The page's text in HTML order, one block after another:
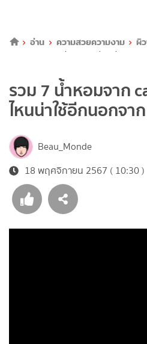
อ่าน
ความสวยความงาม ผิ
calvin klein มีขวดไหนน่าใช้อีกนอกจ
รวม 7 น้ำหอมจาก
ไหนน่าใช้อีกนอกจา
Beau_Monde
18 พฤศจิกายน 2567 ( 10:30 )